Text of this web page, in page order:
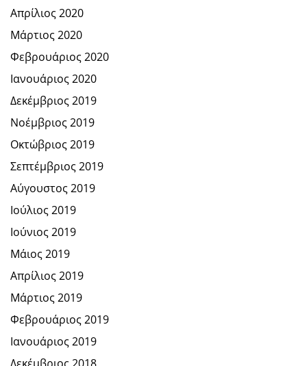
Απρίλιος 2020
Μάρτιος 2020
Φεβρουάριος 2020
Ιανουάριος 2020
Δεκέμβριος 2019
Νοέμβριος 2019
Οκτώβριος 2019
Σεπτέμβριος 2019
Αύγουστος 2019
Ιούλιος 2019
Ιούνιος 2019
Μάιος 2019
Απρίλιος 2019
Μάρτιος 2019
Φεβρουάριος 2019
Ιανουάριος 2019